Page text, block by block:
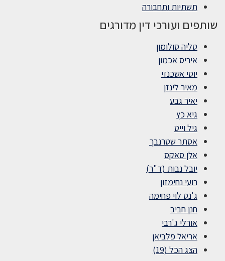
תשתיות ותחבורה
שותפים ועורכי דין מדורגים
טליה סולומון
איריס אכמון
יוסי אשכנזי
מאיר לינזן
יאיר גבע
גיא כץ
גיל וייט
אסתר שטרנבך
אלן סאקס
יובל נבות (ד"ר)
רועי נחימזון
ג'נט לוי פחימה
חנן חביב
אורלי ג'רבי
אריאל פלביאן
הצג הכל (19)